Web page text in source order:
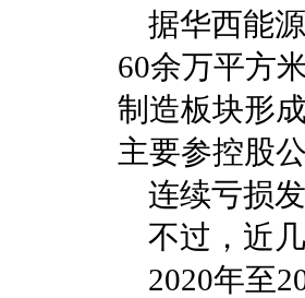
据华西能
60余万平方
制造板块形
主要参控股
连续亏损
不过，近
2020年至